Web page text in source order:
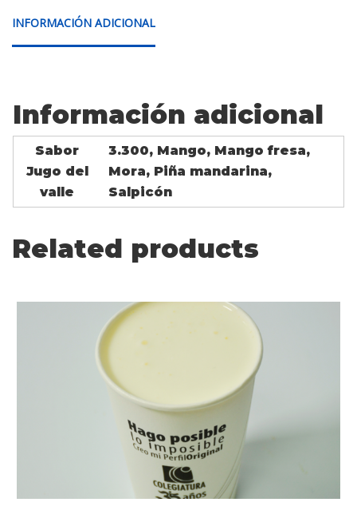
INFORMACIÓN ADICIONAL
Información adicional
Sabor
Jugo del
valle
3.300, Mango, Mango fresa,
Mora, Piña mandarina,
Salpicón
Related products